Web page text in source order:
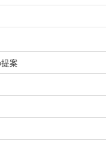
案